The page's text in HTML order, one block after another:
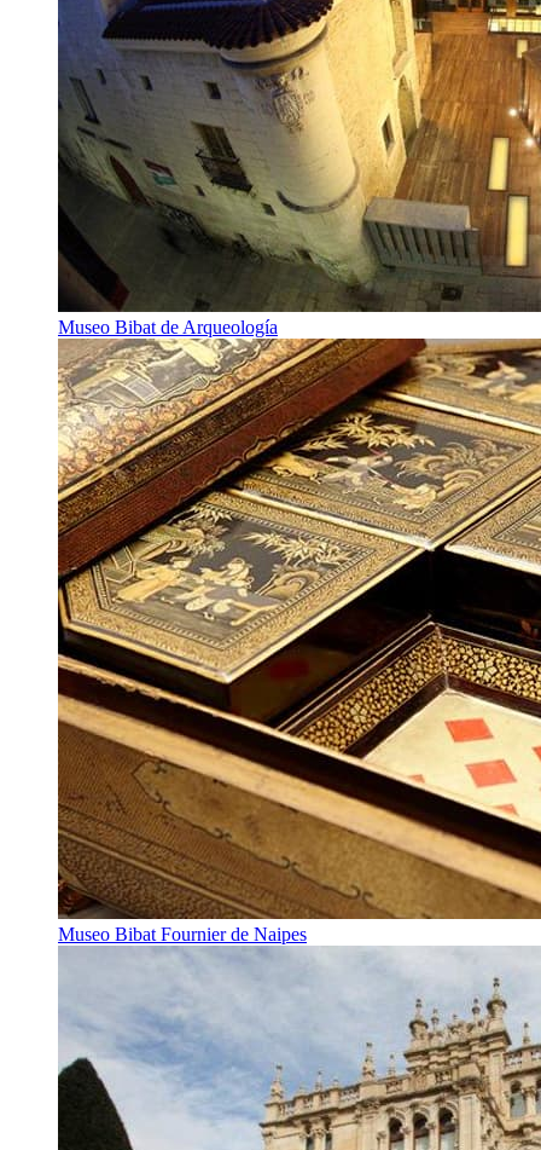
Museo Bibat de Arqueología
Museo Bibat Fournier de Naipes